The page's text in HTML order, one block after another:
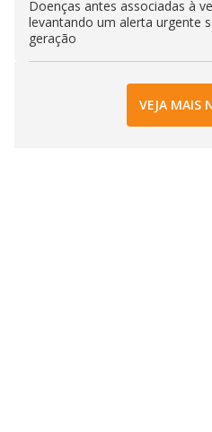
Doenças antes associadas à
levantando um alerta urgente
geração
VEJA MAIS